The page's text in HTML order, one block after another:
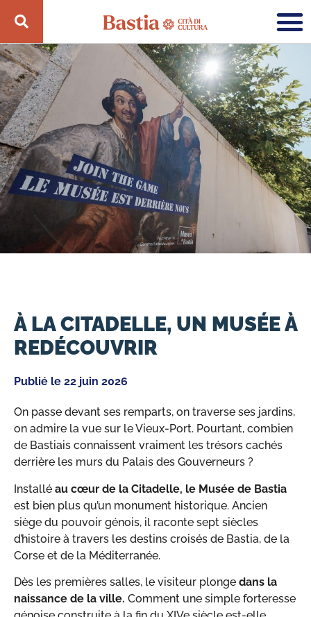
À LA CITADELLE, UN MUSÉE À
REDÉCOUVRIR
Publié le 22 juin 2026
On passe devant ses remparts, on traverse ses jardins,
on admire la vue sur le Vieux-Port. Pourtant, combien
de Bastiais connaissent vraiment les trésors cachés
derrière les murs du Palais des Gouverneurs ?
Installé au cœur de la Citadelle, le Musée de Bastia
est bien plus qu’un monument historique. Ancien
siège du pouvoir génois, il raconte sept siècles
d’histoire à travers les destins croisés de Bastia, de la
Corse et de la Méditerranée.
Dès les premières salles, le visiteur plonge dans la
naissance de la ville. Comment une simple forteresse